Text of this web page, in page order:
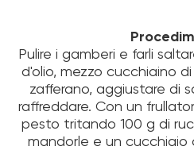
Pulire i gamberi e farli
d'olio, mezzo cucchiaino
zafferano, aggiustare di
raffreddare. Con un
pesto tritando 100 g di
mandorle e un cucchiaio